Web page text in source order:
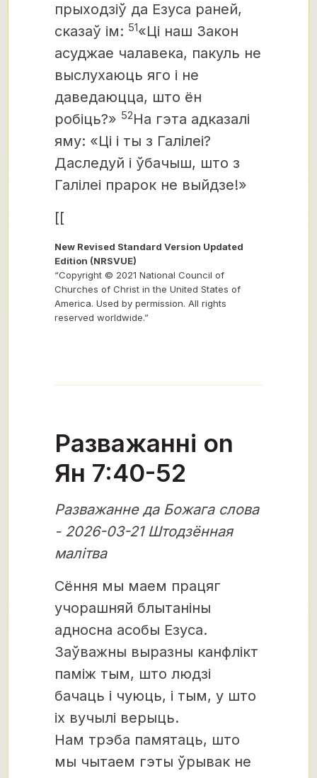
прыходзіў да Езуса раней,
сказаў ім: 51«Ці наш Закон
асуджае чалавека, пакуль не
выслухаюць яго і не
даведаюцца, што ён
робіць?» 52На гэта адказалі
яму: «Ці і ты з Галілеі?
Даследуй і ўбачыш, што з
Галілеі прарок не выйдзе!»
[[
New Revised Standard Version Updated
Edition (NRSVUE)
“Copyright © 2021 National Council of
Churches of Christ in the United States of
America. Used by permission. All rights
reserved worldwide.”
Разважанні on
Ян 7:40-52
Разважанне да Божага слова
- 2026-03-21 Штодзённая
малітва
Сёння мы маем працяг
учорашняй блытаніны
адносна асобы Езуса.
Заўважны выразны канфлікт
паміж тым, што людзі
бачаць і чуюць, і тым, у што
іх вучылі верыць.
Нам трэба памятаць, што
мы чытаем гэты ўрывак не